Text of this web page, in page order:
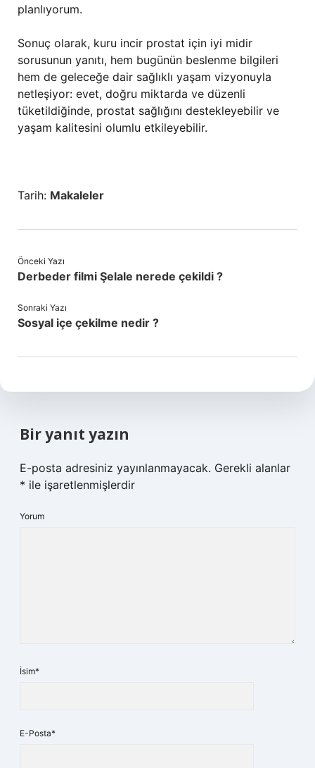
planlıyorum.
Sonuç olarak, kuru incir prostat için iyi midir
sorusunun yanıtı, hem bugünün beslenme bilgileri
hem de geleceğe dair sağlıklı yaşam vizyonuyla
netleşiyor: evet, doğru miktarda ve düzenli
tüketildiğinde, prostat sağlığını destekleyebilir ve
yaşam kalitesini olumlu etkileyebilir.
Tarih: Makaleler
Önceki Yazı
Derbeder filmi Şelale nerede çekildi ?
Sonraki Yazı
Sosyal içe çekilme nedir ?
Bir yanıt yazın
E-posta adresiniz yayınlanmayacak. Gerekli alanlar
* ile işaretlenmişlerdir
Yorum
İsim*
E-Posta*